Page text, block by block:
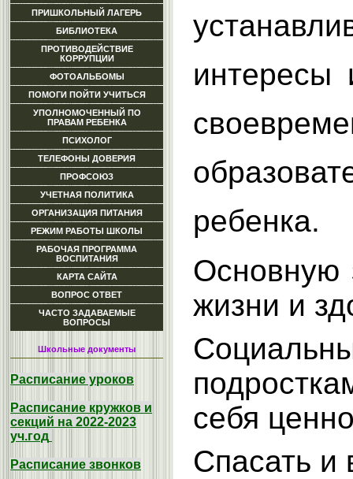
ПРИШКОЛЬНЫЙ ЛАГЕРЬ
БИБЛИОТЕКА
ПРОТИВОДЕЙСТВИЕ
КОРРУПЦИИ
ФОТОАЛЬБОМЫ
ПОМОГИ ПОЙТИ УЧИТЬСЯ
УПОЛНОМОЧЕННЫЙ ПО
ПРАВАМ РЕБЕНКА
ПСИХОЛОГ
ТЕЛЕФОНЫ ДОВЕРИЯ
ПРОФСОЮЗ
УЧЕТНАЯ ПОЛИТИКА
ОРГАНИЗАЦИЯ ПИТАНИЯ
РЕЖИМ РАБОТЫ ШКОЛЫ
РАБОЧАЯ ПРОГРАММА
ВОСПИТАНИЯ
КАРТА САЙТА
ВОПРОС ОТВЕТ
ЧАСТО ЗАДАВАЕМЫЕ
ВОПРОСЫ
Школьные документы
Расписание уроков
Расписание кружков и
секций на 2022-2023
уч.год
Расписание звонков
интересы
ребенка.
Основную
жизни и
себя
Спасать и